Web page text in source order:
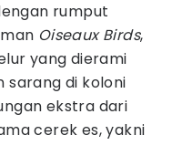
rumput
Oiseaux Birds,
yang dierami
sarang di koloni
ekstra dari
cerek es, yakni